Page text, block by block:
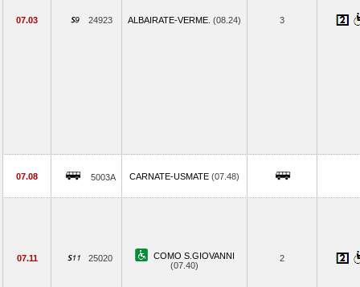
07.03 24923 ALBAIRATE-VERME. (08.24) 3
07.08 5003A CARNATE-USMATE (07.48)
07.11 25020
COMO S.GIOVANNI
(07.40)
2